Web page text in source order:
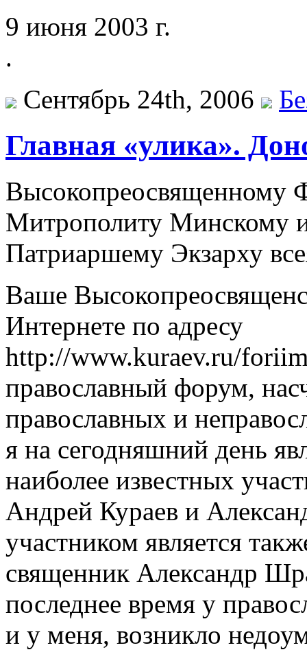
9 июня 2003 г.
.
Сентябрь 24th, 2006
Главная «улика».
Высокопреосвященному
Митрополиту Минскому
Патриаршему Экзарху
Ваше
Интернете по адресу
http://www.kuraev.ru/
православный форум,
православных и
я на сегодняшний день
наиболее известных
Андрей Кураев и
участником является
священник Александр
последнее время у
и у меня, возникло